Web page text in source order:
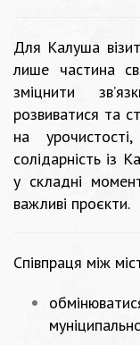
Для Калуша
лише частина
зміцнити
розвиватися та
на
солідарність із
у складні
важливі проєкти.
Співпраця між